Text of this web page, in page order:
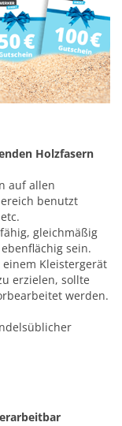
Holzfasern
auf allen
benutzt
gleichmäßig
sein.
Kleistergerät
erzielen, sollte
werden.